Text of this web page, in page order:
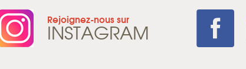
Rejoignez-nous sur
INSTAGRAM